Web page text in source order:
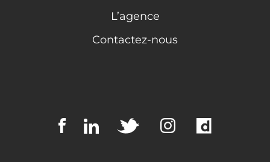
L’agence
Contactez-nous